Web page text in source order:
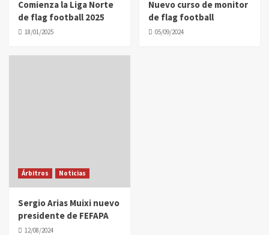
Comienza la Liga Norte
de flag football 2025
18/01/2025
Nuevo curso de monitor
de flag football
05/09/2024
Árbitros Noticias
Sergio Arias Muixi nuevo
presidente de FEFAPA
12/08/2024